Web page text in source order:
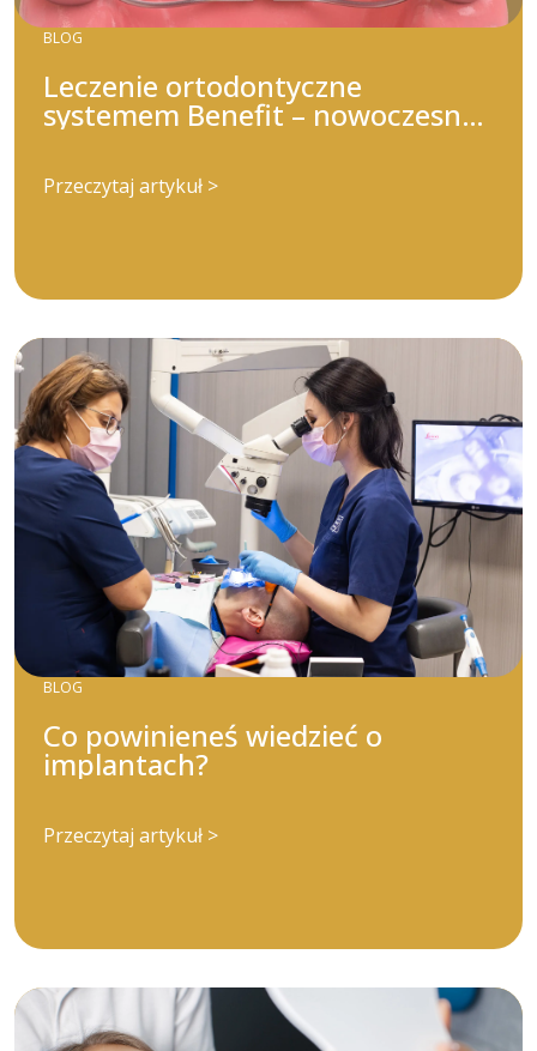
BLOG
Leczenie ortodontyczne
systemem Benefit – nowoczesna
Przeczytaj artykuł >
BLOG
Co powinieneś wiedzieć o
implantach?
Przeczytaj artykuł >